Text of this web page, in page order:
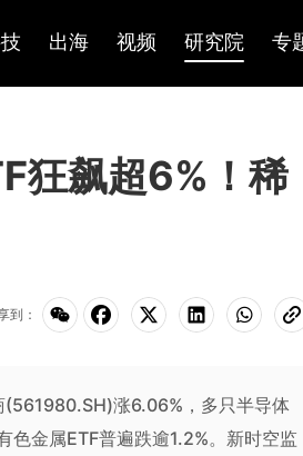
出海 视频 研究院 专
狂飙超6%！稀
到：
(561980.SH)涨6.06%，多只半导体
金属ETF普遍跌逾1.2%。新时空监